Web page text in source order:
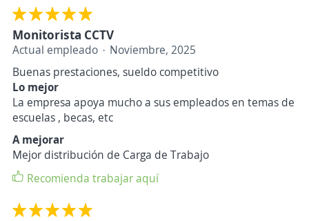
Monitorista CCTV
Actual empleado
Noviembre, 2025
Buenas prestaciones, sueldo competitivo
Lo mejor
La empresa apoya mucho a sus empleados en temas de
escuelas , becas, etc
A mejorar
Mejor distribución de Carga de Trabajo
Recomienda trabajar aquí